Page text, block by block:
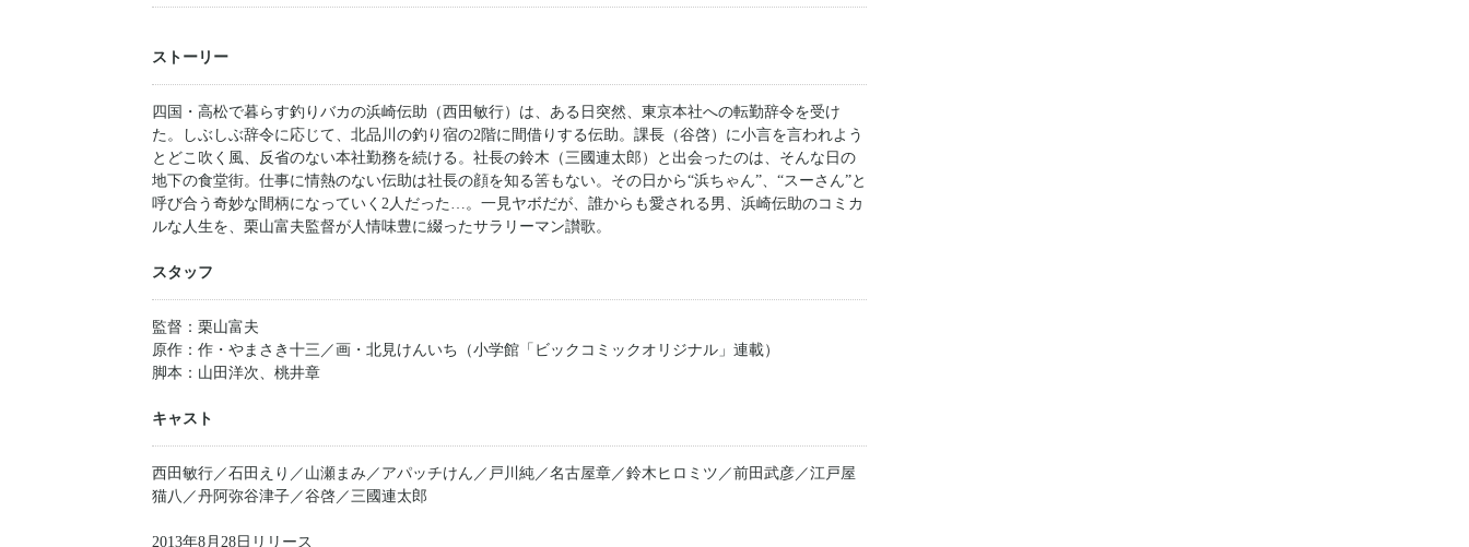
ストーリー
四国・高松で暮らす釣りバカの浜崎伝助（西田敏行）は、ある日突然、東京本社への転勤辞令を受け
た。しぶしぶ辞令に応じて、北品川の釣り宿の2階に間借りする伝助。課長（谷啓）に小言を言われよう
とどこ吹く風、反省のない本社勤務を続ける。社長の鈴木（三國連太郎）と出会ったのは、そんな日の
地下の食堂街。仕事に情熱のない伝助は社長の顔を知る筈もない。その日から“浜ちゃん”、“スーさん”と
呼び合う奇妙な間柄になっていく2人だった…。一見ヤボだが、誰からも愛される男、浜崎伝助のコミカ
ルな人生を、栗山富夫監督が人情味豊に綴ったサラリーマン讃歌。
スタッフ
監督：栗山富夫
原作：作・やまさき十三／画・北見けんいち（小学館「ビックコミックオリジナル」連載）
脚本：山田洋次、桃井章
キャスト
西田敏行／石田えり／山瀬まみ／アパッチけん／戸川純／名古屋章／鈴木ヒロミツ／前田武彦／江戸屋
猫八／丹阿弥谷津子／谷啓／三國連太郎
2013年8月28日リリース